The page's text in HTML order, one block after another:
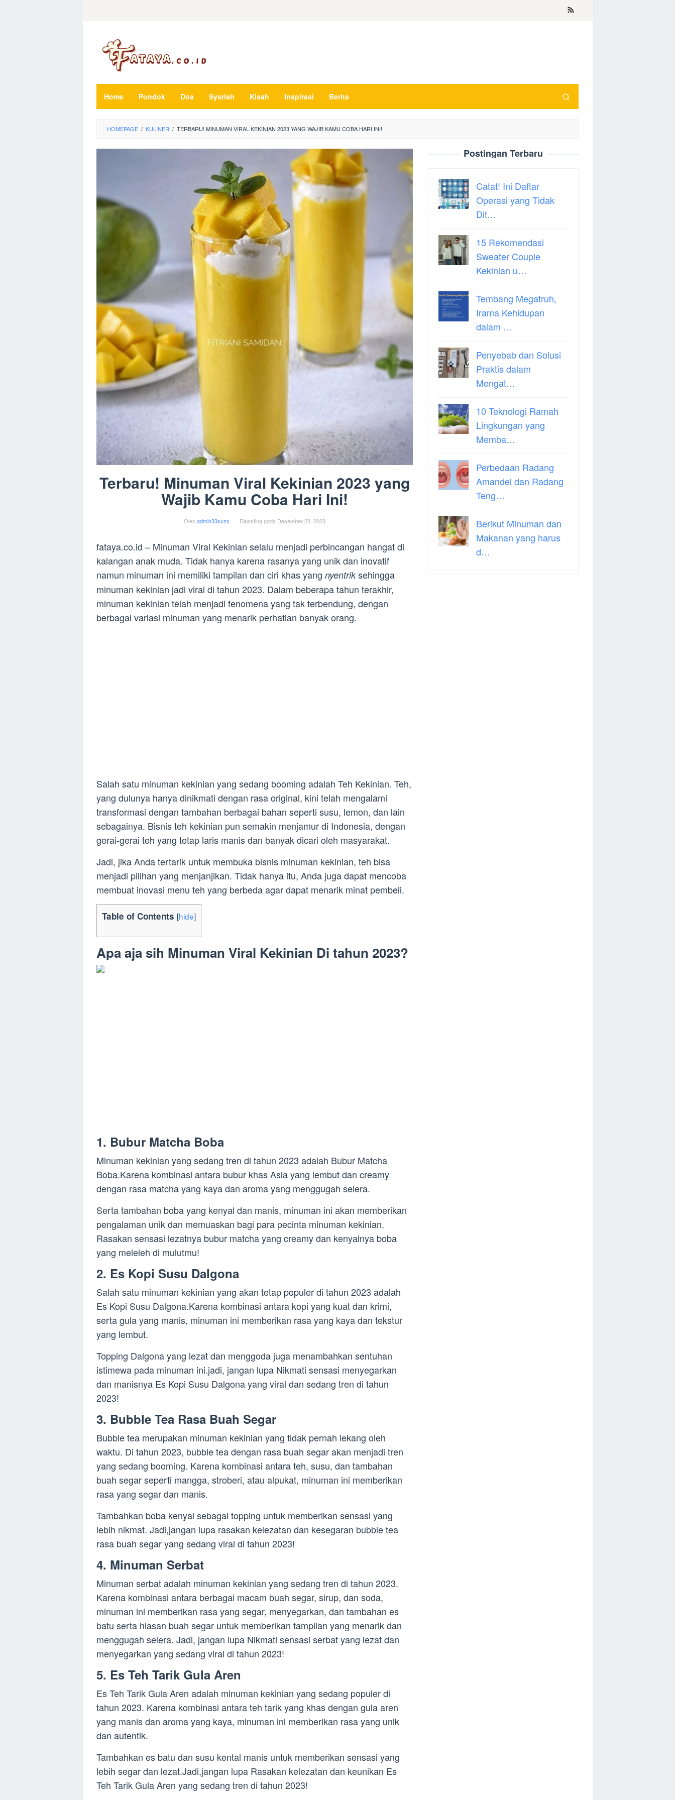
Home Pondok Doa Syariah Kisah Inspirasi Berita
HOMEPAGE / KULINER / TERBARU! MINUMAN VIRAL KEKINIAN 2023 YANG WAJIB KAMU COBA HARI INI!
Terbaru! Minuman Viral Kekinian 2023 yang
Wajib Kamu Coba Hari Ini!
Olehadmin33sxzs Diposting pada Desember 23, 2023
fataya.co.id – Minuman Viral Kekinian selalu menjadi perbincangan hangat di
kalangan anak muda. Tidak hanya karena rasanya yang unik dan inovatif
namun minuman ini memiliki tampilan dan ciri khas yang nyentriksehingga
minuman kekinian jadi viral di tahun 2023. Dalam beberapa tahun terakhir,
minuman kekinian telah menjadi fenomena yang tak terbendung, dengan
berbagai variasi minuman yang menarik perhatian banyak orang.
Salah satu minuman kekinian yang sedang booming adalah Teh Kekinian. Teh,
yang dulunya hanya dinikmati dengan rasa original, kini telah mengalami
transformasi dengan tambahan berbagai bahan seperti susu, lemon, dan lain
sebagainya. Bisnis teh kekinian pun semakin menjamur di Indonesia, dengan
gerai-gerai teh yang tetap laris manis dan banyak dicari oleh masyarakat.
Jadi, jika Anda tertarik untuk membuka bisnis minuman kekinian, teh bisa
menjadi pilihan yang menjanjikan. Tidak hanya itu, Anda juga dapat mencoba
membuat inovasi menu teh yang berbeda agar dapat menarik minat pembeli.
Table of Contents [hide]
Apa aja sih Minuman Viral Kekinian Di tahun 2023?
1. Bubur Matcha Boba
Minuman kekinian yang sedang tren di tahun 2023 adalah Bubur Matcha
Boba.Karena kombinasi antara bubur khas Asia yang lembut dan creamy
dengan rasa matcha yang kaya dan aroma yang menggugah selera.
Serta tambahan boba yang kenyal dan manis, minuman ini akan memberikan
pengalaman unik dan memuaskan bagi para pecinta minuman kekinian.
Rasakan sensasi lezatnya bubur matcha yang creamy dan kenyalnya boba
yang meleleh di mulutmu!
2. Es Kopi Susu Dalgona
Salah satu minuman kekinian yang akan tetap populer di tahun 2023 adalah
Es Kopi Susu Dalgona.Karena kombinasi antara kopi yang kuat dan krimi,
serta gula yang manis, minuman ini memberikan rasa yang kaya dan tekstur
yang lembut.
Topping Dalgona yang lezat dan menggoda juga menambahkan sentuhan
istimewa pada minuman ini.jadi, jangan lupa Nikmati sensasi menyegarkan
dan manisnya Es Kopi Susu Dalgona yang viral dan sedang tren di tahun
2023!
3. Bubble Tea Rasa Buah Segar
Bubble tea merupakan minuman kekinian yang tidak pernah lekang oleh
waktu. Di tahun 2023, bubble tea dengan rasa buah segar akan menjadi tren
yang sedang booming. Karena kombinasi antara teh, susu, dan tambahan
buah segar seperti mangga, stroberi, atau alpukat, minuman ini memberikan
rasa yang segar dan manis.
Tambahkan boba kenyal sebagai topping untuk memberikan sensasi yang
lebih nikmat. Jadi,jangan lupa rasakan kelezatan dan kesegaran bubble tea
rasa buah segar yang sedang viral di tahun 2023!
4. Minuman Serbat
Minuman serbat adalah minuman kekinian yang sedang tren di tahun 2023.
Karena kombinasi antara berbagai macam buah segar, sirup, dan soda,
minuman ini memberikan rasa yang segar, menyegarkan, dan tambahan es
batu serta hiasan buah segar untuk memberikan tampilan yang menarik dan
menggugah selera. Jadi, jangan lupa Nikmati sensasi serbat yang lezat dan
menyegarkan yang sedang viral di tahun 2023!
5. Es Teh Tarik Gula Aren
Es Teh Tarik Gula Aren adalah minuman kekinian yang sedang populer di
tahun 2023. Karena kombinasi antara teh tarik yang khas dengan gula aren
yang manis dan aroma yang kaya, minuman ini memberikan rasa yang unik
dan autentik.
Tambahkan es batu dan susu kental manis untuk memberikan sensasi yang
lebih segar dan lezat.Jadi,jangan lupa Rasakan kelezatan dan keunikan Es
Teh Tarik Gula Aren yang sedang tren di tahun 2023!
Postingan Terbaru
Catat! Ini Daftar
Operasi yang Tidak
Dit…
15 Rekomendasi
Sweater Couple
Kekinian u…
Tembang Megatruh,
Irama Kehidupan
dalam …
Penyebab dan Solusi
Praktis dalam
Mengat…
10 Teknologi Ramah
Lingkungan yang
Memba…
Perbedaan Radang
Amandel dan Radang
Teng…
Berikut Minuman dan
Makanan yang harus
d…